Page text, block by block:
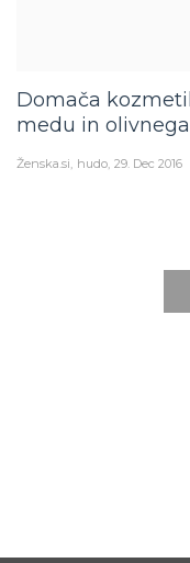
Domača
medu in
Ženska.si hudo 29. Dec 2016